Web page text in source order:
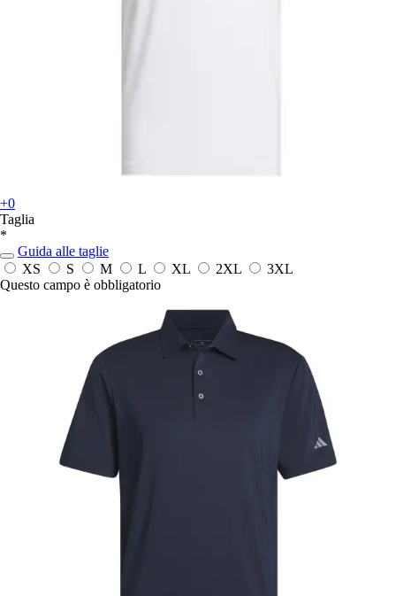
+0
Taglia
*
Guida alle taglie
XS
S M L XL 2XL
3XL
Questo campo è obbligatorio